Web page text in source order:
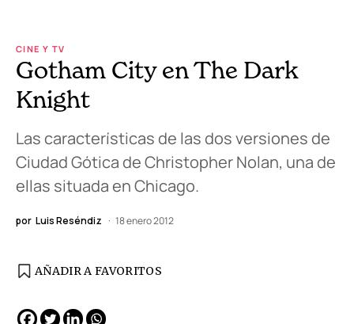
CINE Y TV
Gotham City en The Dark
Knight
Las características de las dos versiones de
Ciudad Gótica de Christopher Nolan, una de
ellas situada en Chicago.
por Luis Reséndiz 18 enero 2012
AÑADIR A FAVORITOS